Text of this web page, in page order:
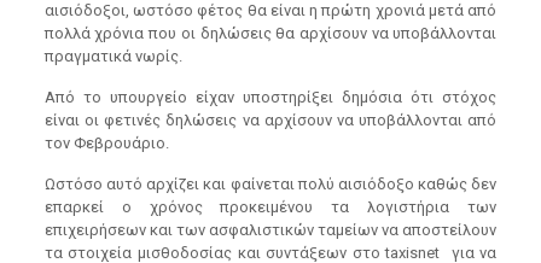
αισιόδοξοι, ωστόσο φέτος θα είναι η πρώτη χρονιά μετά από
πολλά χρόνια που οι δηλώσεις θα αρχίσουν να υποβάλλονται
πραγματικά νωρίς.
Από το υπουργείο είχαν υποστηρίξει δημόσια ότι στόχος
είναι οι φετινές δηλώσεις να αρχίσουν να υποβάλλονται από
τον Φεβρουάριο.
Ωστόσο αυτό αρχίζει και φαίνεται πολύ αισιόδοξο καθώς δεν
επαρκεί ο χρόνος προκειμένου τα λογιστήρια των
επιχειρήσεων και των ασφαλιστικών ταμείων να αποστείλουν
τα στοιχεία μισθοδοσίας και συντάξεων στοtaxisnet για να